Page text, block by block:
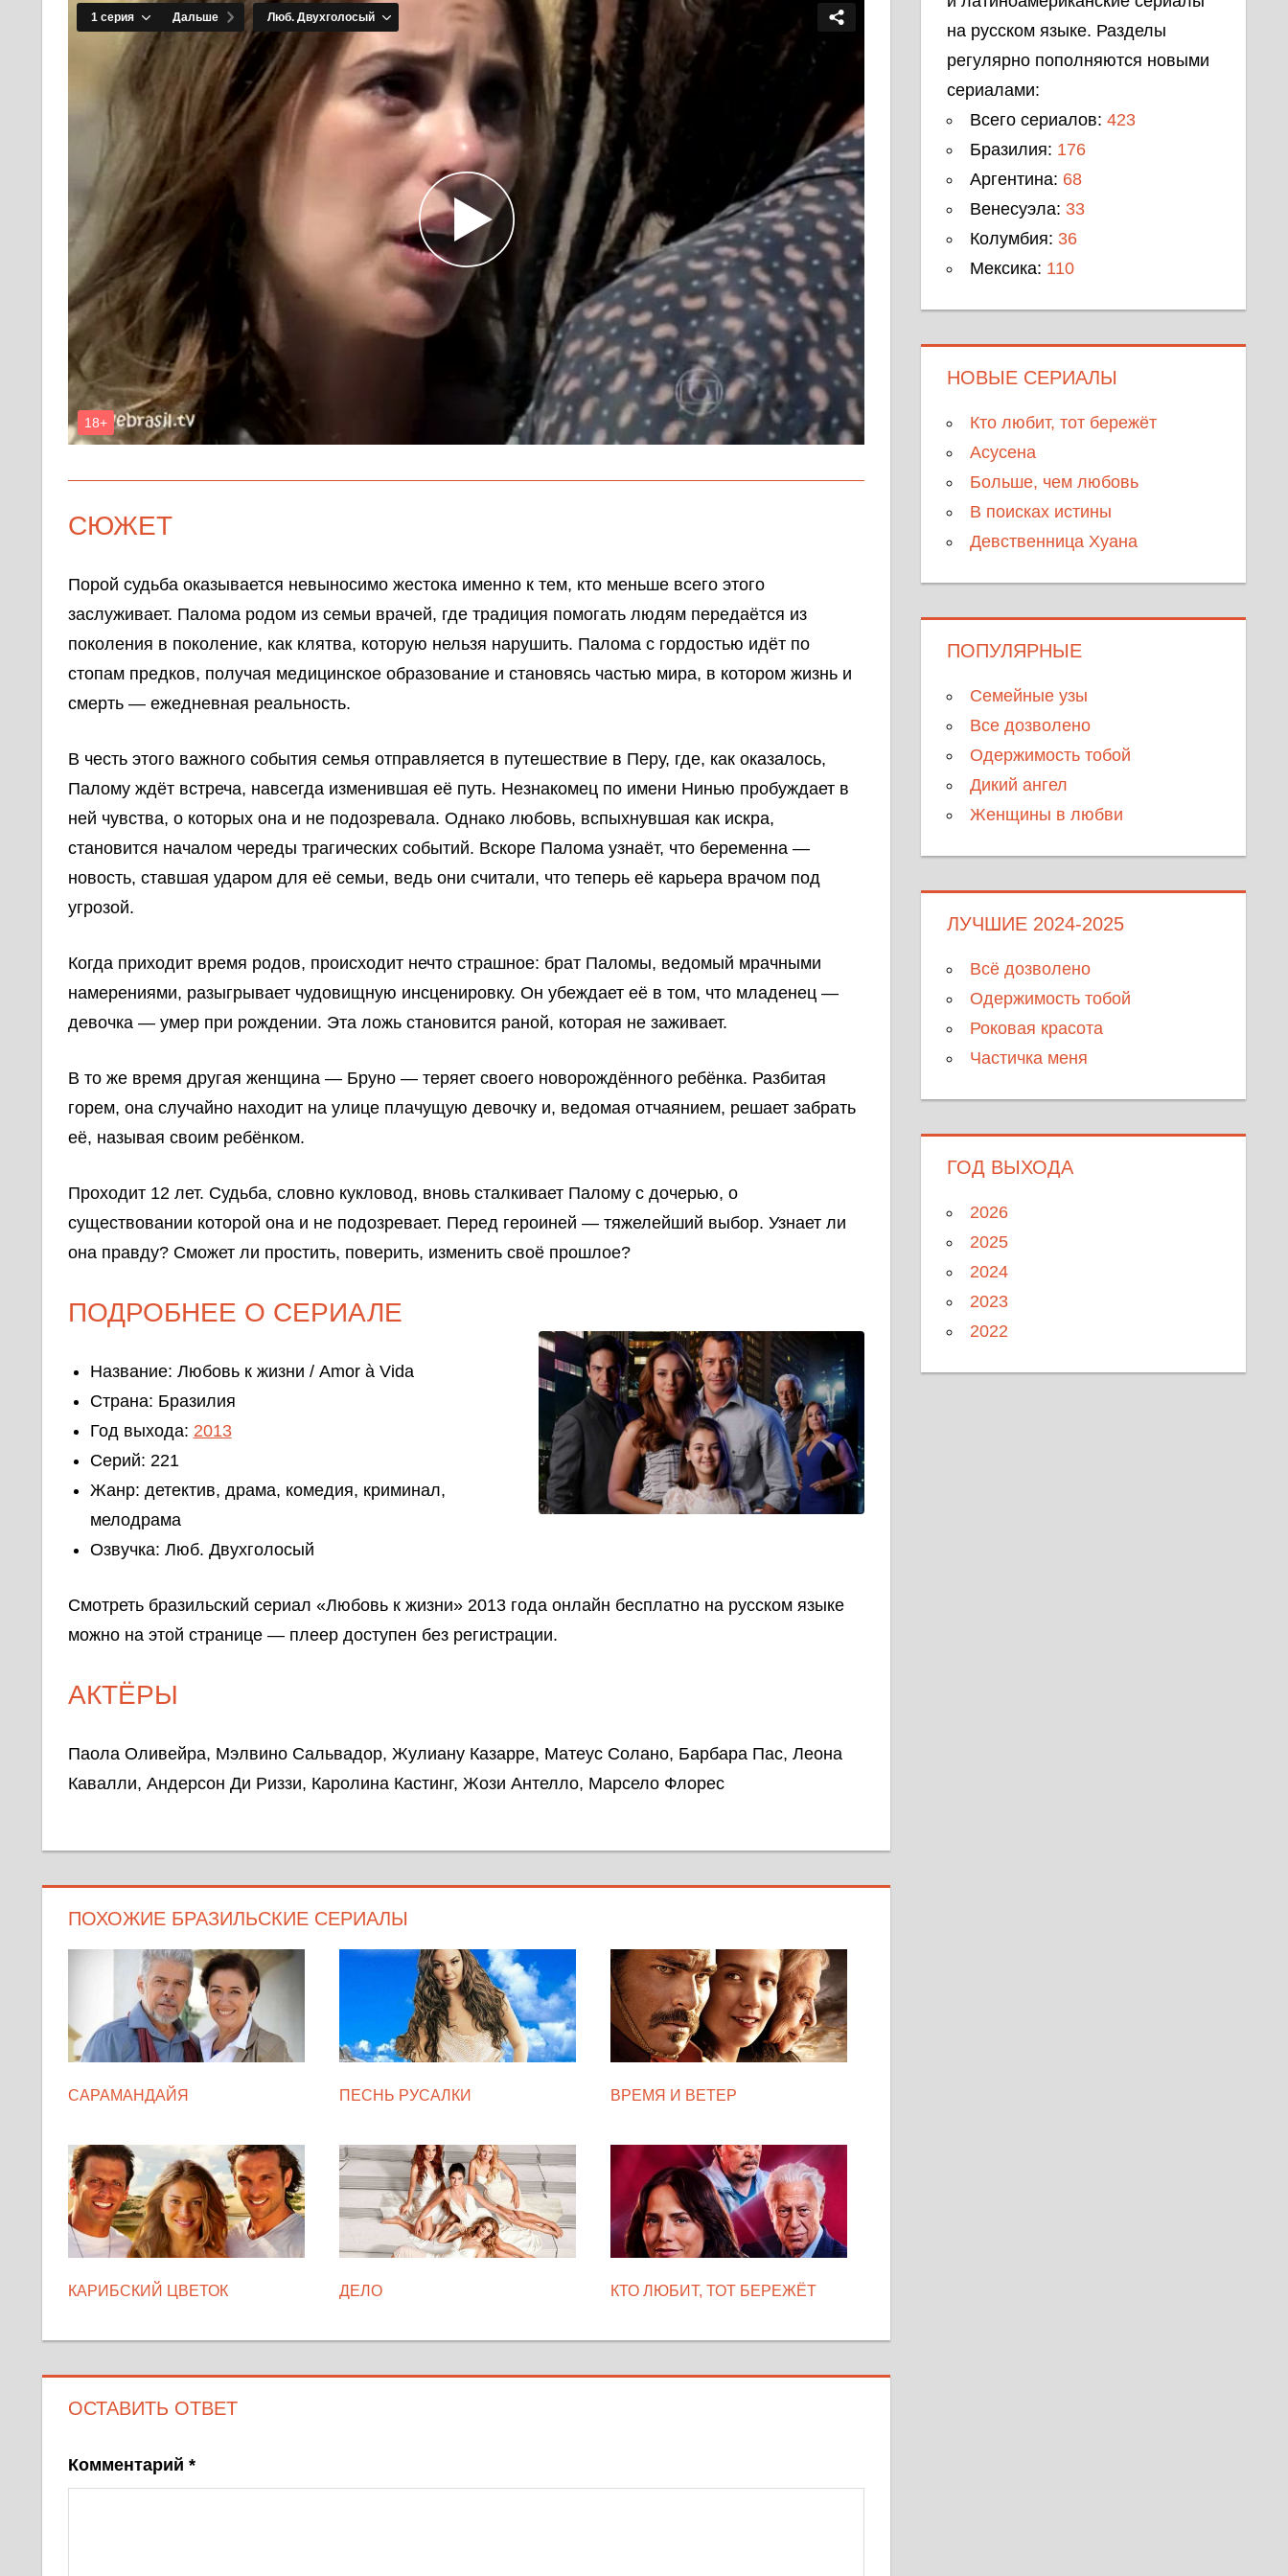
СЮЖЕТ
Порой судьба оказывается невыносимо жестока именно к тем, кто меньше всего этого
заслуживает. Палома родом из семьи врачей, где традиция помогать людям передаётся из
поколения в поколение, как клятва, которую нельзя нарушить. Палома с гордостью идёт по
стопам предков, получая медицинское образование и становясь частью мира, в котором жизнь и
смерть — ежедневная реальность.
В честь этого важного события семья отправляется в путешествие в Перу, где, как оказалось,
Палому ждёт встреча, навсегда изменившая её путь. Незнакомец по имени Нинью пробуждает в
ней чувства, о которых она и не подозревала. Однако любовь, вспыхнувшая как искра,
становится началом череды трагических событий. Вскоре Палома узнаёт, что беременна —
новость, ставшая ударом для её семьи, ведь они считали, что теперь её карьера врачом под
угрозой.
Когда приходит время родов, происходит нечто страшное: брат Паломы, ведомый мрачными
намерениями, разыгрывает чудовищную инсценировку. Он убеждает её в том, что младенец —
девочка — умер при рождении. Эта ложь становится раной, которая не заживает.
В то же время другая женщина — Бруно — теряет своего новорождённого ребёнка. Разбитая
горем, она случайно находит на улице плачущую девочку и, ведомая отчаянием, решает забрать
её, называя своим ребёнком.
Проходит 12 лет. Судьба, словно кукловод, вновь сталкивает Палому с дочерью, о
существовании которой она и не подозревает. Перед героиней — тяжелейший выбор. Узнает ли
она правду? Сможет ли простить, поверить, изменить своё прошлое?
ПОДРОБНЕЕ О СЕРИАЛЕ
Название: Любовь к жизни / Amor à Vida
Страна: Бразилия
Год выхода: 2013
Серий: 221
Жанр: детектив, драма, комедия, криминал,
мелодрама
Озвучка: Люб. Двухголосый
Смотреть бразильский сериал «Любовь к жизни» 2013 года онлайн бесплатно на русском языке
можно на этой странице — плеер доступен без регистрации.
АКТЁРЫ
Паола Оливейра, Мэлвино Сальвадор, Жулиану Казарре, Матеус Солано, Барбара Пас, Леона
Кавалли, Андерсон Ди Риззи, Каролина Кастинг, Жози Антелло, Марсело Флорес
ПОХОЖИЕ БРАЗИЛЬСКИЕ СЕРИАЛЫ
САРАМАНДАЙЯ ПЕСНЬ РУСАЛКИ ВРЕМЯ И ВЕТЕР
КАРИБСКИЙ ЦВЕТОК ДЕЛО КТО ЛЮБИТ, ТОТ БЕРЕЖЁТ
ОСТАВИТЬ ОТВЕТ
Комментарий *
на русском языке. Разделы
регулярно пополняются новыми
сериалами:
Всего сериалов: 423
Бразилия: 176
Аргентина: 68
Венесуэла: 33
Колумбия: 36
Мексика: 110
НОВЫЕ СЕРИАЛЫ
Кто любит, тот бережёт
Асусена
Больше, чем любовь
В поисках истины
Девственница Хуана
ПОПУЛЯРНЫЕ
Семейные узы
Все дозволено
Одержимость тобой
Дикий ангел
Женщины в любви
ЛУЧШИЕ 2024-2025
Всё дозволено
Одержимость тобой
Роковая красота
Частичка меня
ГОД ВЫХОДА
2026
2025
2024
2023
2022